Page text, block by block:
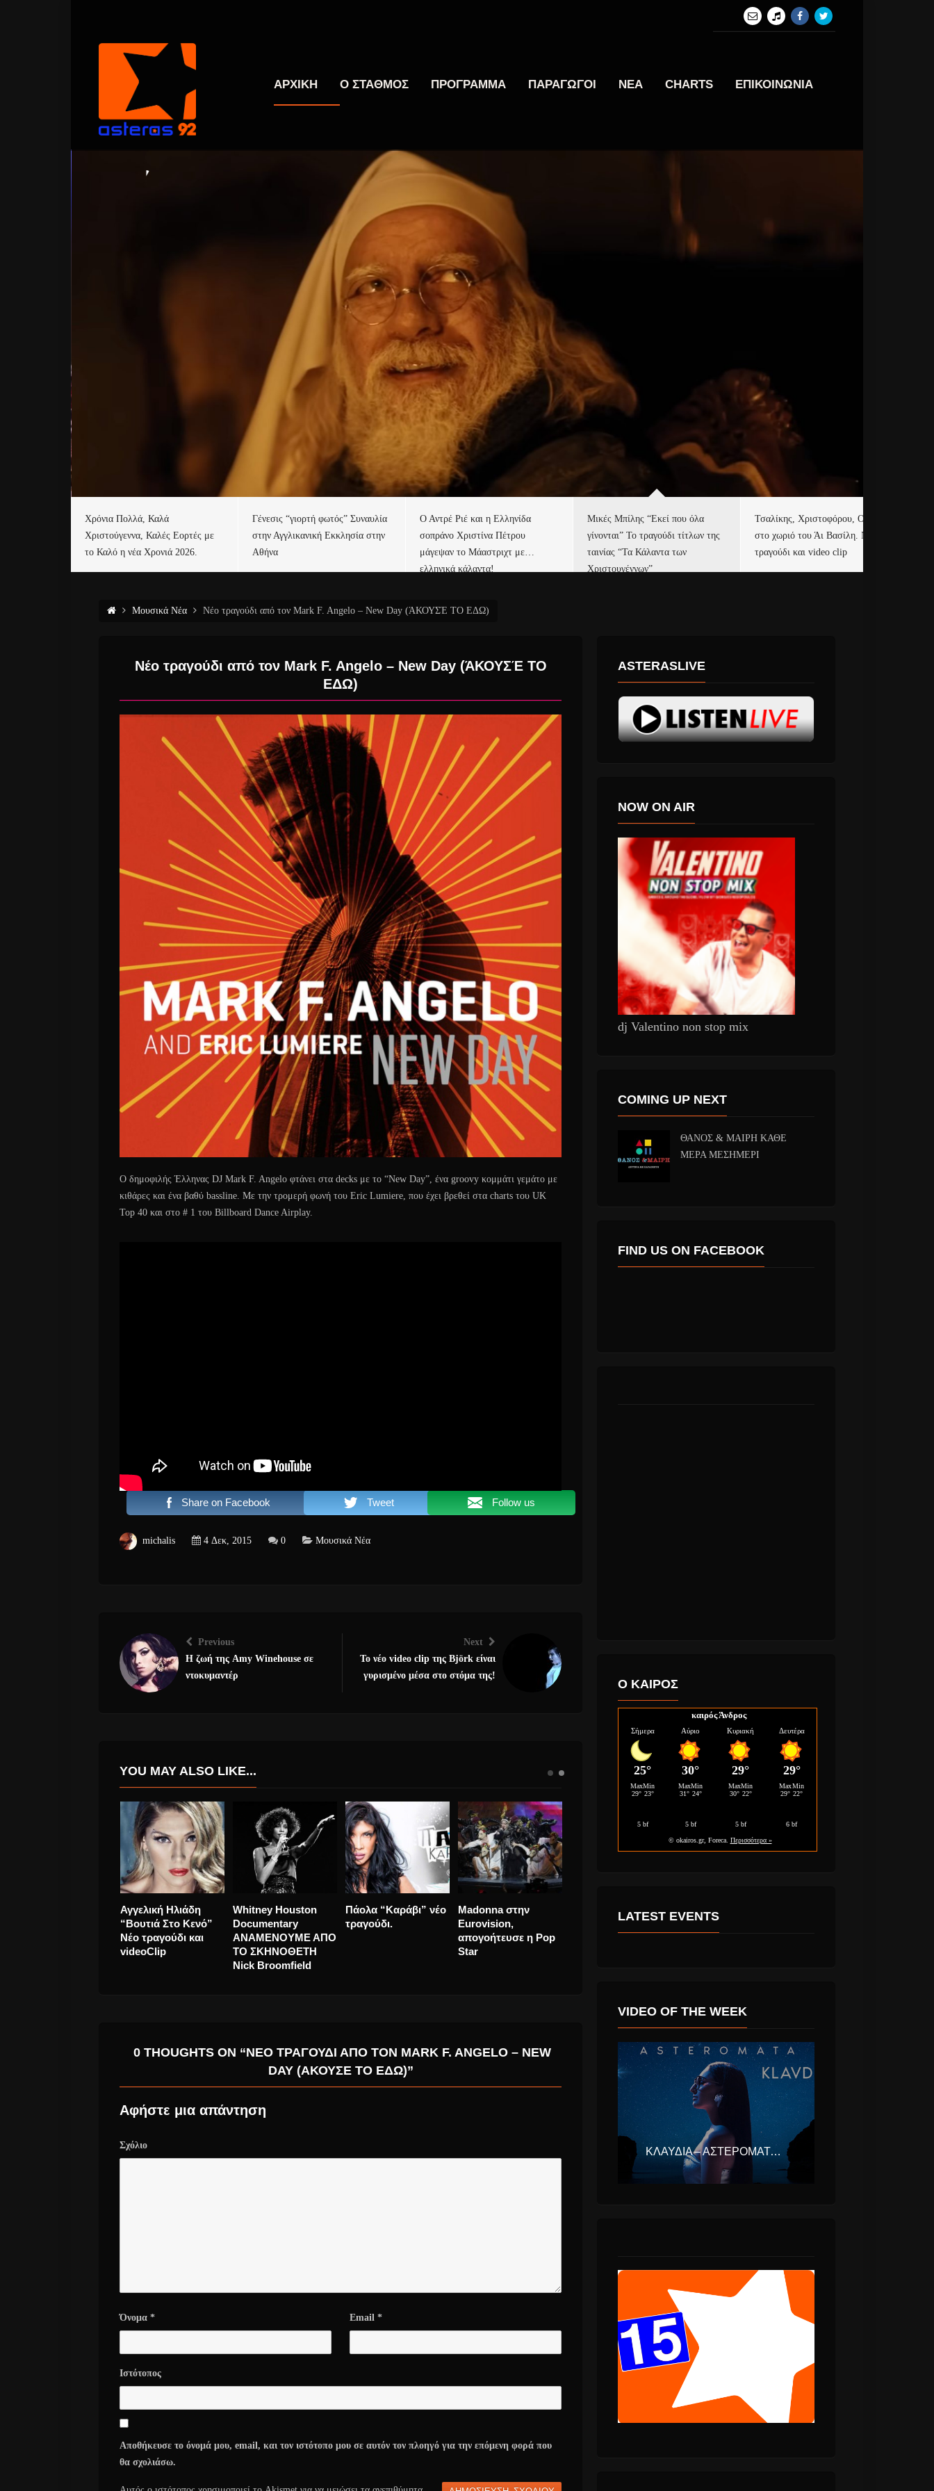
ΑΡΧΙΚΗ Ο ΣΤΑΘΜΟΣ ΠΡΟΓΡΑΜΜΑ ΠΑΡΑΓΩΓΟΙ ΝΕΑ CHARTS ΕΠΙΚΟΙΝΩΝΙΑ
Χρόνια Πολλά, Καλά
Χριστούγεννα, Καλές Εορτές με
το Καλό η νέα Χρονιά 2026.
Γένεσις “γιορτή φωτός” Συναυλία
στην Αγγλικανική Εκκλησία στην
Αθήνα
Ο Αντρέ Ριέ και η Ελληνίδα
σοπράνο Χριστίνα Πέτρου
μάγεψαν το Μάαστριχτ με…
ελληνικά κάλαντα!
Μικές Μπίλης “Εκεί που όλα
γίνονται” Το τραγούδι τίτλων της
ταινίας “Τα Κάλαντα των
Χριστουγέννων”
Τσαλίκης, Χριστοφόρου, ONE
στο χωριό του Άι Βασίλη. Νέο
τραγούδι και video clip
Μουσικά Νέα Νέο τραγούδι από τον Mark F. Angelo – New Day (ΆΚΟΥΣΈ ΤΟ ΕΔΩ)
Νέο τραγούδι από τον Mark F. Angelo – New Day (ΆΚΟΥΣΈ ΤΟ
ΕΔΩ)
Ο δημοφιλής Έλληνας DJ Mark F. Angelo φτάνει στα decks με το “New Day”, ένα groovy κομμάτι γεμάτο με
κιθάρες και ένα βαθύ bassline. Με την τρομερή φωνή του Eric Lumiere, που έχει βρεθεί στα charts του UK
Top 40 και στο # 1 του Billboard Dance Airplay.
Share on Facebook Tweet Follow us
michalis 4 Δεκ, 2015 0 Μουσικά Νέα
Previous
Η ζωή της Amy Winehouse σε
ντοκυμαντέρ
Next
Το νέο video clip της Björk είναι
γυρισμένο μέσα στο στόμα της!
YOU MAY ALSO LIKE...
C:Real “(U Got Me)
Hypnotize” νεο
single.
Η Έλενα Παπαρίζου
κάνει την Fiesta της ,
videoClip
Αγγελική Ηλιάδη
“Βουτιά Στο Κενό”
Whitney Houston
Documentary
ΑΝΑΜΕΝΟΥΜΕ ΑΠΟ
ΤΟ ΣΚΗΝΟΘΕΤΗ
Πάολα “Καράβι” νέο
Madonna στην
Eurovision,
0 THOUGHTS ON “ΝΈΟ ΤΡΑΓΟΎΔΙ ΑΠΌ ΤΟΝ MARK F. ANGELO – NEW
DAY (ΆΚΟΥΣΈ ΤΟ ΕΔΩ)”
Αφήστε μια απάντηση
Σχόλιο
Όνομα * Email *
Ιστότοπος
Αποθήκευσε το όνομά μου, email, και τον ιστότοπο μου σε αυτόν τον πλοηγό για την επόμενη φορά που
θα σχολιάσω.
ASTERASLIVE
NOW ON AIR
dj Valentino non stop mix
COMING UP NEXT
ΘΑΝΟΣ & ΜΑΙΡΗ ΚΑΘΕ
ΜΕΡΑ ΜΕΣΗΜΕΡΙ
FIND US ON FACEBOOK
Ο ΚΑΙΡΟΣ
καιρός Άνδρος
LATEST EVENTS
VIDEO OF THE WEEK
ΚΛΑΥΔΊΑ – ΑΣΤΕΡΟΜΆΤΑ (EUROVISION ΕΛΛΆΔΑ 2025)